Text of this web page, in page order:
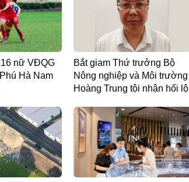
nữ VĐQG
Hà Nam
Bắt giam Thứ trưởng Bộ
Nông nghiệp và Môi trường
Hoàng Trung tội nhận hối lộ